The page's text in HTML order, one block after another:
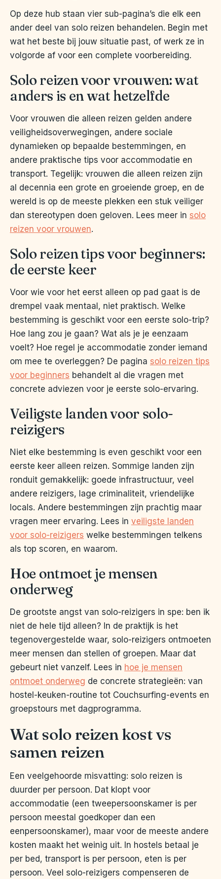
Op deze hub staan vier sub-pagina’s die elk een
ander deel van solo reizen behandelen. Begin met
wat het beste bij jouw situatie past, of werk ze in
volgorde af voor een complete voorbereiding.
Solo reizen voor vrouwen: wat
anders is en wat hetzelfde
Voor vrouwen die alleen reizen gelden andere
veiligheidsoverwegingen, andere sociale
dynamieken op bepaalde bestemmingen, en
andere praktische tips voor accommodatie en
transport. Tegelijk: vrouwen die alleen reizen zijn
al decennia een grote en groeiende groep, en de
wereld is op de meeste plekken een stuk veiliger
dan stereotypen doen geloven. Lees meer in solo
reizen voor vrouwen.
Solo reizen tips voor beginners:
de eerste keer
Voor wie voor het eerst alleen op pad gaat is de
drempel vaak mentaal, niet praktisch. Welke
bestemming is geschikt voor een eerste solo-trip?
Hoe lang zou je gaan? Wat als je je eenzaam
voelt? Hoe regel je accommodatie zonder iemand
om mee te overleggen? De pagina solo reizen tips
voor beginners behandelt al die vragen met
concrete adviezen voor je eerste solo-ervaring.
Veiligste landen voor solo-
reizigers
Niet elke bestemming is even geschikt voor een
eerste keer alleen reizen. Sommige landen zijn
ronduit gemakkelijk: goede infrastructuur, veel
andere reizigers, lage criminaliteit, vriendelijke
locals. Andere bestemmingen zijn prachtig maar
vragen meer ervaring. Lees in veiligste landen
voor solo-reizigers welke bestemmingen telkens
als top scoren, en waarom.
Hoe ontmoet je mensen
onderweg
De grootste angst van solo-reizigers in spe: ben ik
niet de hele tijd alleen? In de praktijk is het
tegenovergestelde waar, solo-reizigers ontmoeten
meer mensen dan stellen of groepen. Maar dat
gebeurt niet vanzelf. Lees in hoe je mensen
ontmoet onderweg de concrete strategieën: van
hostel-keuken-routine tot Couchsurfing-events en
groepstours met dagprogramma.
Wat solo reizen kost vs
samen reizen
Een veelgehoorde misvatting: solo reizen is
duurder per persoon. Dat klopt voor
accommodatie (een tweepersoonskamer is per
persoon meestal goedkoper dan een
eenpersoonskamer), maar voor de meeste andere
kosten maakt het weinig uit. In hostels betaal je
per bed, transport is per persoon, eten is per
persoon. Veel solo-reizigers compenseren de